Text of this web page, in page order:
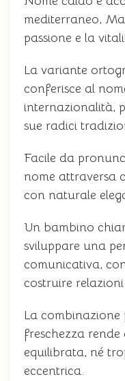
mediterraneo,
passione e la
La variante
conferisce al
internazionalità,
sue radici
Facile da
nome attraversa
con naturale
Un bambino
sviluppare una
comunicativa,
costruire
La
freschezza rende
equilibrata, né
eccentrica.